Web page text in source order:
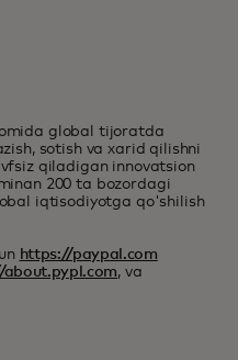
global tijoratda
sotish va xarid qilishni
qiladigan innovatsion
200 ta bozordagi
iqtisodiyotga qo'shilish
https://paypal.com
about.pypl.com, va